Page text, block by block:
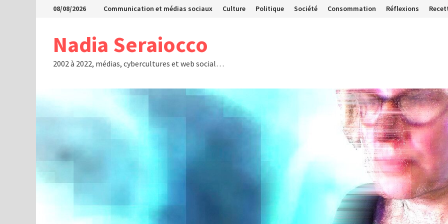
Passer08/08/2026 Communication et médias sociaux Culture Politique Société Consommation Réflexions
Nadia Seraiocco
2002 à 2022, médias, cybercultures et web social…